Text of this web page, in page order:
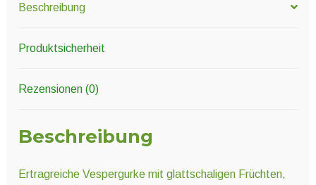
Beschreibung
Produktsicherheit
Rezensionen (0)
Beschreibung
Ertragreiche Vespergurke mit glattschaligen Früchten,